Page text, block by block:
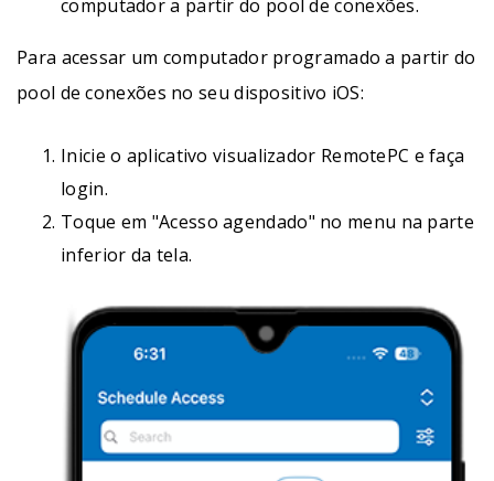
computador a partir do pool de conexões.
Para acessar um computador programado a partir do
pool de conexões no seu dispositivo iOS:
Inicie o aplicativo visualizador RemotePC e faça
login.
Toque em "Acesso agendado" no menu na parte
inferior da tela.